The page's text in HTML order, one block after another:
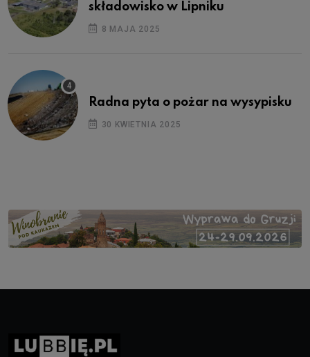
składowisko w Lipniku
8 MAJA 2025
Radna pyta o pożar na wysypisku
30 KWIETNIA 2025